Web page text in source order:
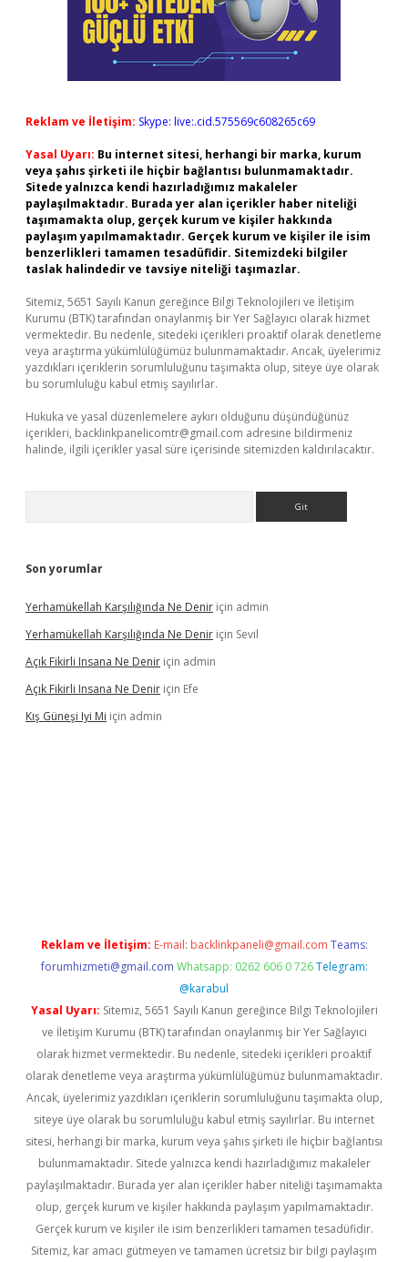
Reklam ve İletişim: Skype: live:.cid.575569c608265c69
Yasal Uyarı: Bu internet sitesi, herhangi bir marka, kurum
veya şahıs şirketi ile hiçbir bağlantısı bulunmamaktadır.
Sitede yalnızca kendi hazırladığımız makaleler
paylaşılmaktadır. Burada yer alan içerikler haber niteliği
taşımamakta olup, gerçek kurum ve kişiler hakkında
paylaşım yapılmamaktadır. Gerçek kurum ve kişiler ile isim
benzerlikleri tamamen tesadüfidir. Sitemizdeki bilgiler
taslak halindedir ve tavsiye niteliği taşımazlar.
Sitemiz, 5651 Sayılı Kanun gereğince Bilgi Teknolojileri ve İletişim
Kurumu (BTK) tarafından onaylanmış bir Yer Sağlayıcı olarak hizmet
vermektedir. Bu nedenle, sitedeki içerikleri proaktif olarak denetleme
veya araştırma yükümlülüğümüz bulunmamaktadır. Ancak, üyelerimiz
yazdıkları içeriklerin sorumluluğunu taşımakta olup, siteye üye olarak
bu sorumluluğu kabul etmiş sayılırlar.
Hukuka ve yasal düzenlemelere aykırı olduğunu düşündüğünüz
içerikleri, backlinkpanelicomtr@gmail.com adresine bildirmeniz
halinde, ilgili içerikler yasal süre içerisinde sitemizden kaldırılacaktır.
Son yorumlar
Yerhamükellah Karşılığında Ne Denir için admin
Yerhamükellah Karşılığında Ne Denir için Sevil
Açık Fikirli Insana Ne Denir için admin
Açık Fikirli Insana Ne Denir için Efe
Kış Güneşi Iyi Mi için admin
Reklam ve İletişim: E-mail: backlinkpaneli@gmail.com Teams:
forumhizmeti@gmail.com Whatsapp: 0262 606 0 726 Telegram:
@karabul
Yasal Uyarı: Sitemiz, 5651 Sayılı Kanun gereğince Bilgi Teknolojileri
ve İletişim Kurumu (BTK) tarafından onaylanmış bir Yer Sağlayıcı
olarak hizmet vermektedir. Bu nedenle, sitedeki içerikleri proaktif
olarak denetleme veya araştırma yükümlülüğümüz bulunmamaktadır.
Ancak, üyelerimiz yazdıkları içeriklerin sorumluluğunu taşımakta olup,
siteye üye olarak bu sorumluluğu kabul etmiş sayılırlar. Bu internet
sitesi, herhangi bir marka, kurum veya şahıs şirketi ile hiçbir bağlantısı
bulunmamaktadır. Sitede yalnızca kendi hazırladığımız makaleler
paylaşılmaktadır. Burada yer alan içerikler haber niteliği taşımamakta
olup, gerçek kurum ve kişiler hakkında paylaşım yapılmamaktadır.
Gerçek kurum ve kişiler ile isim benzerlikleri tamamen tesadüfidir.
Sitemiz, kar amacı gütmeyen ve tamamen ücretsiz bir bilgi paylaşım